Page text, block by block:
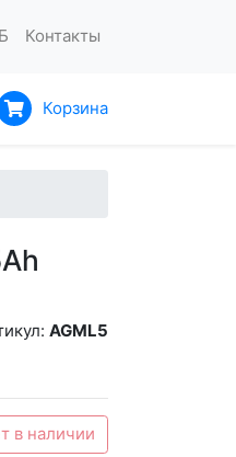
Контакты
Корзина
AGML5
в наличии